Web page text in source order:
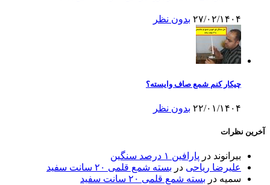
۲۷/۰۲/۱۴۰۴ بدون نظر
چیکار کنم شمع صاف وایسته؟
۲۲/۰۱/۱۴۰۴ بدون نظر
آخرین نظرات
بیرانوند در پارافین ۱ درصد سنگین
علیرضا ریاحی در بسته شمع قلمی ۲۰ سانت سفید
سمیه در بسته شمع قلمی ۲۰ سانت سفید